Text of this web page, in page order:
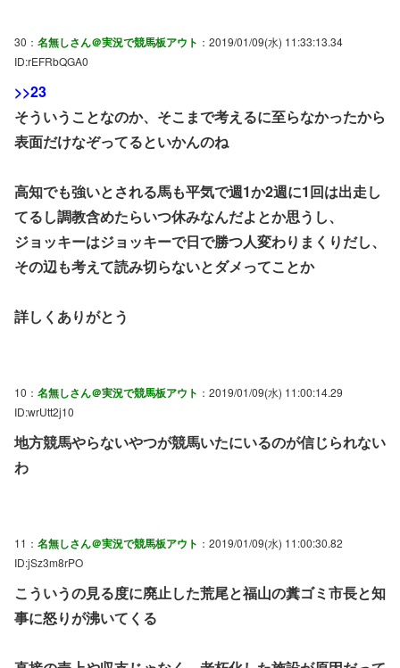
30： 名無しさん＠実況で競馬板アウト ：2019/01/09(水) 11:33:13.34
ID:rEFRbQGA0
>>23
そういうことなのか、そこまで考えるに至らなかったから
表面だけなぞってるといかんのね
高知でも強いとされる馬も平気で週1か2週に1回は出走し
てるし調教含めたらいつ休みなんだよとか思うし、
ジョッキーはジョッキーで日で勝つ人変わりまくりだし、
その辺も考えて読み切らないとダメってことか
詳しくありがとう
10： 名無しさん＠実況で競馬板アウト ：2019/01/09(水) 11:00:14.29
ID:wrUtt2j10
地方競馬やらないやつが競馬いたにいるのが信じられない
わ
11： 名無しさん＠実況で競馬板アウト ：2019/01/09(水) 11:00:30.82
ID:jSz3m8rPO
こういうの見る度に廃止した荒尾と福山の糞ゴミ市長と知
事に怒りが沸いてくる